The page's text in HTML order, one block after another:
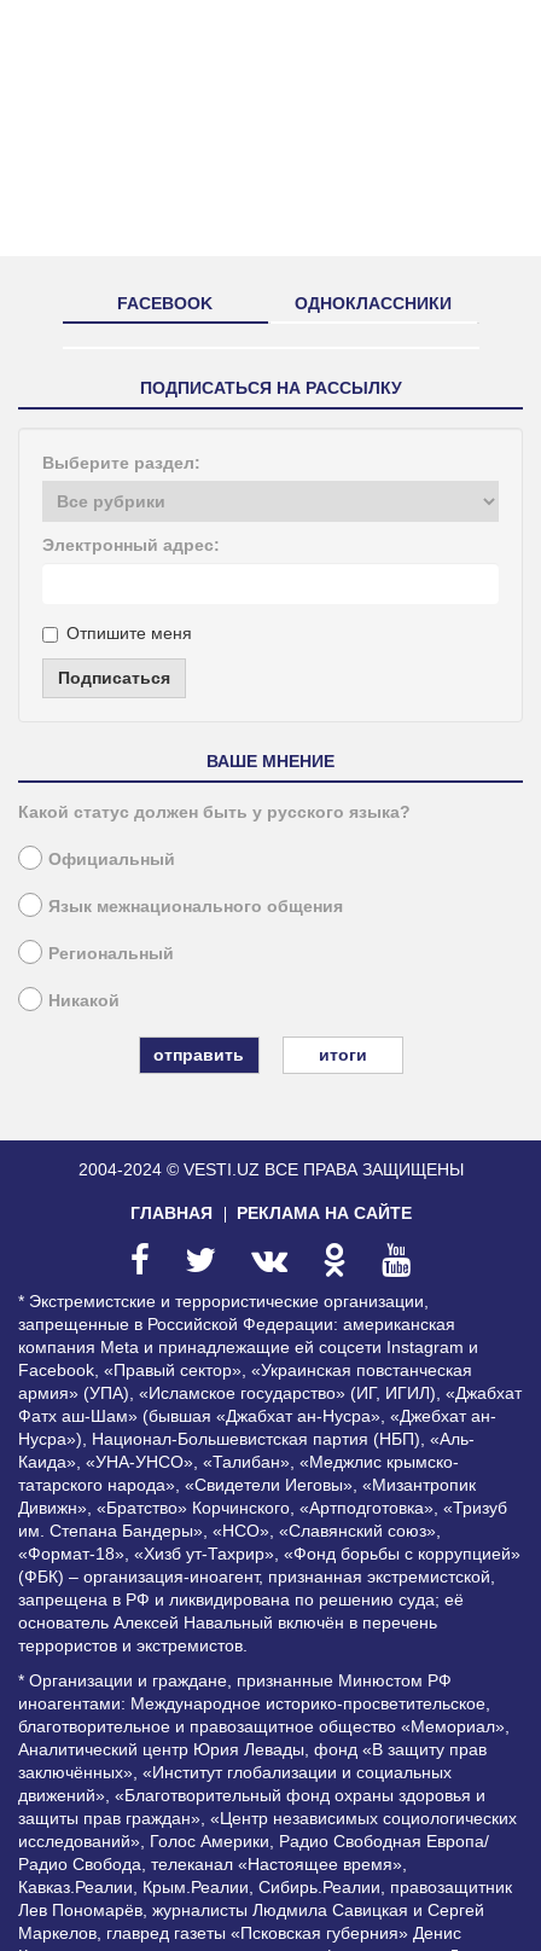
FACEBOOK ОДНОКЛАССНИКИ
ПОДПИСАТЬСЯ НА РАССЫЛКУ
Выберите раздел:
Электронный адрес:
Отпишите меня
Подписаться
ВАШЕ МНЕНИЕ
Какой статус должен быть у русского языка?
Официальный
Язык межнационального общения
Региональный
Никакой
итоги
2004-2024 © VESTI.UZ ВСЕ ПРАВА ЗАЩИЩЕНЫ
ГЛАВНАЯ РЕКЛАМА НА САЙТЕ
* Экстремистские и террористические организации,
запрещенные в Российской Федерации: американская
компания Meta и принадлежащие ей соцсети Instagram и
Facebook, «Правый сектор», «Украинская повстанческая
армия» (УПА), «Исламское государство» (ИГ, ИГИЛ), «Джабхат
Фатх аш-Шам» (бывшая «Джабхат ан-Нусра», «Джебхат ан-
Нусра»), Национал-Большевистская партия (НБП), «Аль-
Каида», «УНА-УНСО», «Талибан», «Меджлис крымско-
татарского народа», «Свидетели Иеговы», «Мизантропик
Дивижн», «Братство» Корчинского, «Артподготовка», «Тризуб
им. Степана Бандеры», «НСО», «Славянский союз»,
«Формат-18», «Хизб ут-Тахрир», «Фонд борьбы с коррупцией»
(ФБК) – организация-иноагент, признанная экстремистской,
запрещена в РФ и ликвидирована по решению суда; её
основатель Алексей Навальный включён в перечень
террористов и экстремистов.
* Организации и граждане, признанные Минюстом РФ
иноагентами: Международное историко-просветительское,
благотворительное и правозащитное общество «Мемориал»,
Аналитический центр Юрия Левады, фонд «В защиту прав
заключённых», «Институт глобализации и социальных
движений», «Благотворительный фонд охраны здоровья и
защиты прав граждан», «Центр независимых социологических
исследований», Голос Америки, Радио Свободная Европа/
Радио Свобода, телеканал «Настоящее время»,
Кавказ.Реалии, Крым.Реалии, Сибирь.Реалии, правозащитник
Лев Пономарёв, журналисты Людмила Савицкая и Сергей
Маркелов, главред газеты «Псковская губерния» Денис